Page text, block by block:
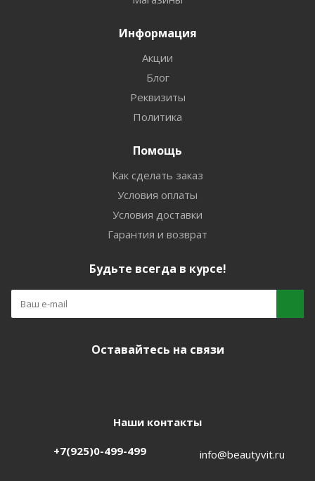
Информация
Акции
Блог
Реквизиты
Политика
Помощь
Как сделать заказ
Условия оплаты
Условия доставки
Гарантия и возврат
Будьте всегда в курсе!
Оставайтесь на связи
Наши контакты
+7(925)0-499-499 info@beautyvit.ru